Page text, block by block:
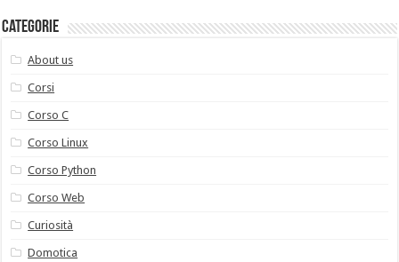
Categorie
About us
Corsi
Corso C
Corso Linux
Corso Python
Corso Web
Curiosità
Domotica